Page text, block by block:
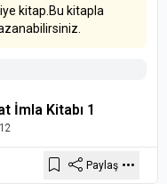
kitap.Bu kitapla
İmla Kitabı 1
Paylaş